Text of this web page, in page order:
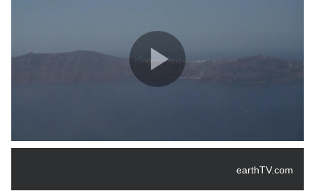
Play Video
earthTV.com